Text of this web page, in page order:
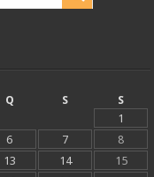
Q S
S
1
6 7
8
13 14
15